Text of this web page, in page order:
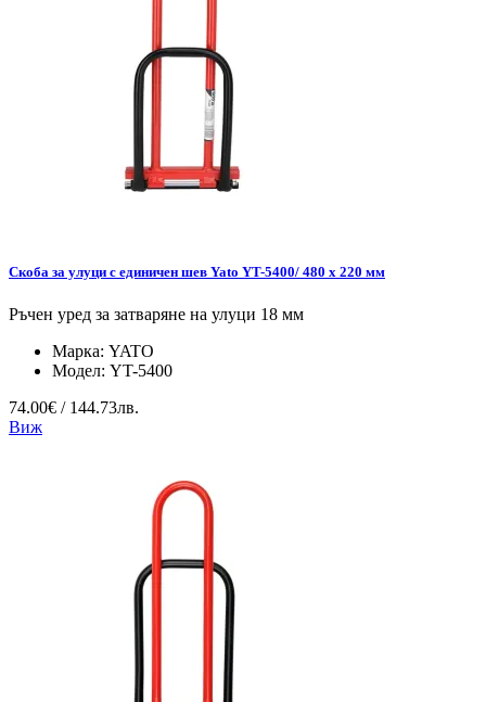
Скоба за улуци с единичен шев Yato YT-5400/ 480 x 220 мм
Ръчен уред за затваряне на улуци 18 мм
Марка: YATO
Модел: YT-5400
74.00€ / 144.73лв.
Виж